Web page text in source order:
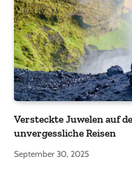
Versteckte Juwelen auf
unvergessliche Reisen
September 30, 2025